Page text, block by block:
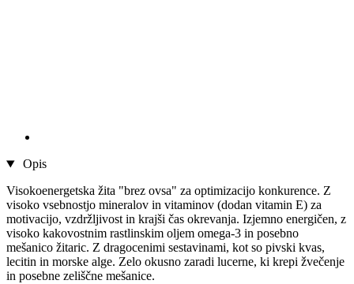
Opis
Visokoenergetska žita "brez ovsa" za optimizacijo konkurence. Z
visoko vsebnostjo mineralov in vitaminov (dodan vitamin E) za
motivacijo, vzdržljivost in krajši čas okrevanja. Izjemno energičen, z
visoko kakovostnim rastlinskim oljem omega-3 in posebno
mešanico žitaric. Z dragocenimi sestavinami, kot so pivski kvas,
lecitin in morske alge. Zelo okusno zaradi lucerne, ki krepi žvečenje
in posebne zeliščne mešanice.